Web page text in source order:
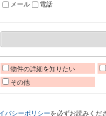
メール 電話
物件の詳細を知りたい
その他
バシーポリシーを必ずお読みくだ